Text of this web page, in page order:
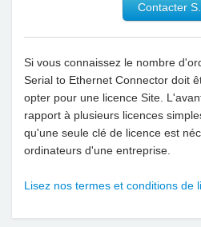
Contacter
Si vous connaissez le nombre
Serial to Ethernet Connector doit
opter pour une licence Site.
rapport à plusieurs licences
qu'une seule clé de licence est
ordinateurs d'une entreprise.
Lisez nos termes et conditions de